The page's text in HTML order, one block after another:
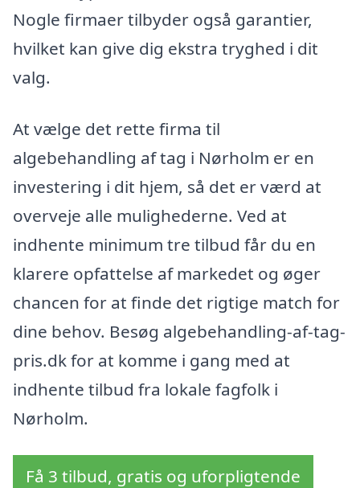
Nogle firmaer tilbyder også garantier,
hvilket kan give dig ekstra tryghed i dit
valg.
At vælge det rette firma til
algebehandling af tag i Nørholm er en
investering i dit hjem, så det er værd at
overveje alle mulighederne. Ved at
indhente minimum tre tilbud får du en
klarere opfattelse af markedet og øger
chancen for at finde det rigtige match for
dine behov. Besøg algebehandling-af-tag-
pris.dk for at komme i gang med at
indhente tilbud fra lokale fagfolk i
Nørholm.
Få 3 tilbud, gratis og uforpligtende